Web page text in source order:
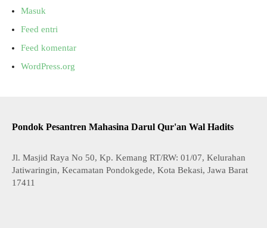
Masuk
Feed entri
Feed komentar
WordPress.org
Pondok Pesantren Mahasina Darul Qur'an Wal Hadits
Jl. Masjid Raya No 50, Kp. Kemang RT/RW: 01/07, Kelurahan
Jatiwaringin, Kecamatan Pondokgede, Kota Bekasi, Jawa Barat
17411